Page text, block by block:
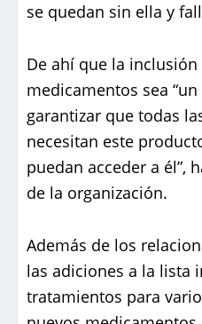
se quedan sin ella y
De ahí que la
medicamentos sea
garantizar que todas
necesitan este
puedan acceder a él”,
de la organización.
Además de los
las adiciones a la lista
tratamientos para